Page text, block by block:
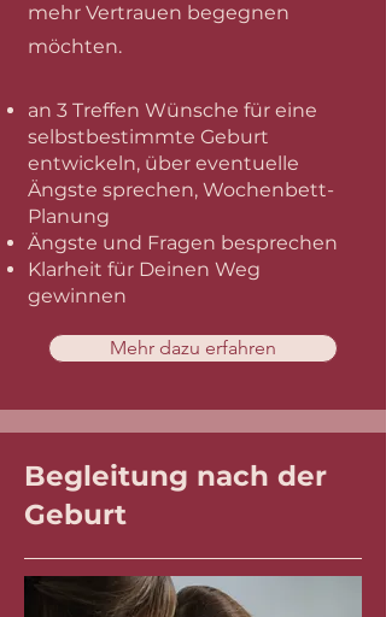
mehr Vertrauen begegnen
möchten.​
an 3 Treffen Wünsche für eine
selbstbestimmte Geburt
entwickeln, über eventuelle
Ängste sprechen, Wochenbett-
Planung
Ängste und Fragen besprechen
Klarheit für Deinen Weg
gewinnen
Mehr dazu erfahren
Begleitung nach der
Geburt